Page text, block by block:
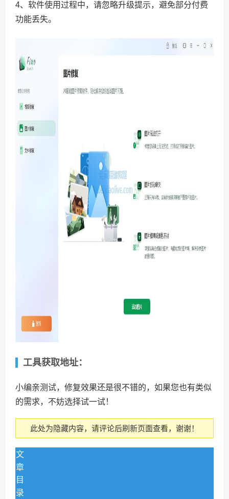
4、软件使用过程中，请忽略升级提示，避免部分付费
功能丢失。
工具获取地址：
小编亲测试，修复效果还是很不错的，如果您也有类似
的需求，不妨选择试一试！
此处为隐藏内容，请评论后刷新页面查看，谢谢！
文
章
目
录